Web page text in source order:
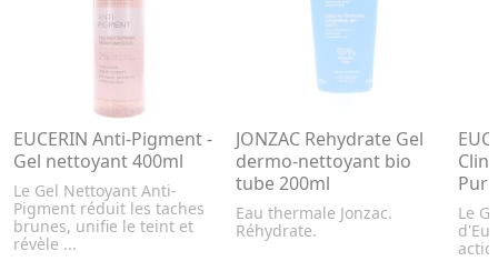
EUCERIN Anti-Pigment -
Gel nettoyant 400ml
Le Gel Nettoyant Anti-
Pigment réduit les taches
brunes, unifie le teint et
révèle ...
JONZAC Rehydrate Gel
dermo-nettoyant bio
tube 200ml
Eau thermale Jonzac.
Réhydrate.
Le